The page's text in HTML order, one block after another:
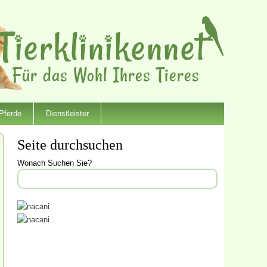
Dienstleister
Seite durchsuchen
Wonach Suchen Sie?